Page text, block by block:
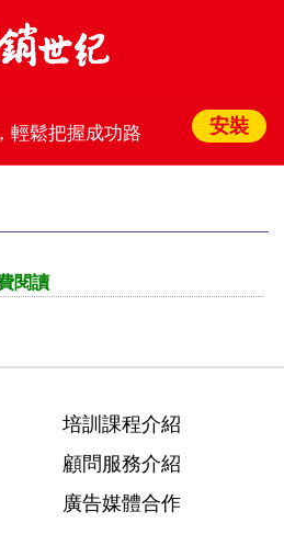
輕鬆把握成功路 安裝
閱讀
培訓課程介紹
顧問服務介紹
廣告媒體合作